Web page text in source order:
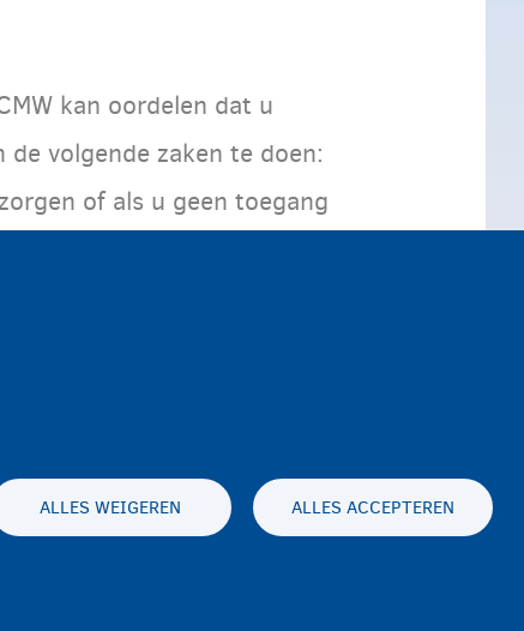
kan oordelen dat u
volgende zaken te doen:
of als u geen toegang
ALLES WEIGEREN ALLES ACCEPTEREN